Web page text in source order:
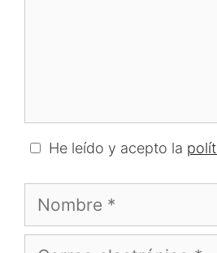
He leído y acepto la
Nombre
Correo